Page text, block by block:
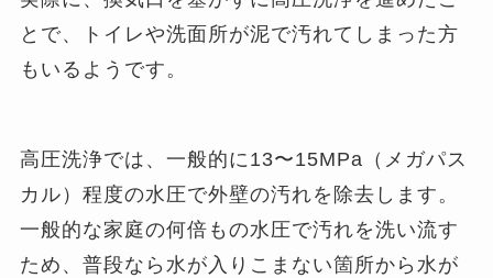
とで、トイレや洗面所が泥で汚れてしまった方
もいるようです。
高圧洗浄では、一般的に13〜15MPa（メガパス
カル）程度の水圧で外壁の汚れを除去します。
一般的な家庭の何倍もの水圧で汚れを洗い流す
ため、普段なら水が入りこまない箇所から水が